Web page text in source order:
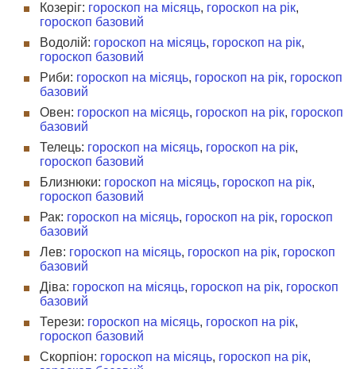
Козеріг: гороскоп на місяць, гороскоп на рік,
гороскоп базовий
Водолій: гороскоп на місяць, гороскоп на рік,
гороскоп базовий
Риби: гороскоп на місяць, гороскоп на рік, гороскоп
базовий
Овен: гороскоп на місяць, гороскоп на рік, гороскоп
базовий
Телець: гороскоп на місяць, гороскоп на рік,
гороскоп базовий
Близнюки: гороскоп на місяць, гороскоп на рік,
гороскоп базовий
Рак: гороскоп на місяць, гороскоп на рік, гороскоп
базовий
Лев: гороскоп на місяць, гороскоп на рік, гороскоп
базовий
Діва: гороскоп на місяць, гороскоп на рік, гороскоп
базовий
Терези: гороскоп на місяць, гороскоп на рік,
гороскоп базовий
Скорпіон: гороскоп на місяць, гороскоп на рік,